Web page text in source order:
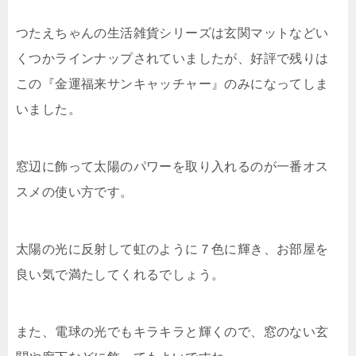
つたえちゃんの生活雑貨シリーズは玄関マットなどい
くつかラインナップされていましたが、好評で残りは
この『金運福来サンキャッチャー』のみになってしま
いました。
窓辺に飾って太陽のパワーを取り入れるのが一番オス
スメの使い方です。
太陽の光に反射して虹のように７色に輝き、お部屋を
良い気で満たしてくれるでしょう。
また、電球の光でもキラキラと輝くので、窓のない玄